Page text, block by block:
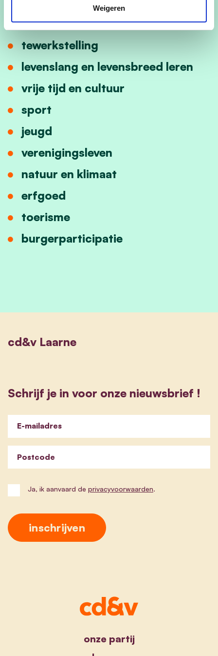
Weigeren
mobiliteit
tewerkstelling
levenslang en levensbreed leren
vrije tijd en cultuur
sport
jeugd
verenigingsleven
natuur en klimaat
erfgoed
toerisme
burgerparticipatie
cd&v Laarne
Schrijf je in voor onze nieuwsbrief !
E-mailadres
Postcode
Ja, ik aanvaard de privacyvoorwaarden.
onze partij